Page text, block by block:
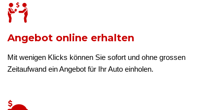
Angebot online erhalten
Mit wenigen Klicks können Sie sofort und ohne grossen
Zeitaufwand ein Angebot für Ihr Auto einholen.